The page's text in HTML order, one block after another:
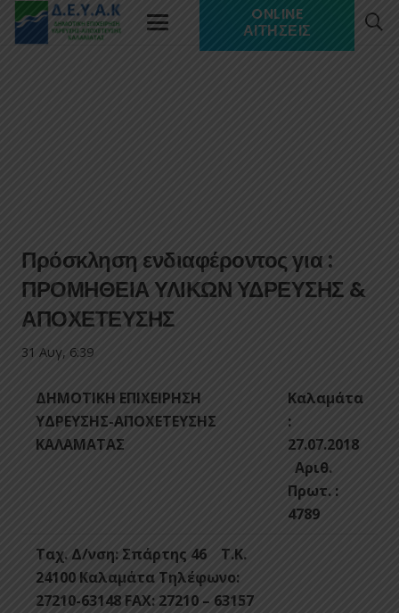
ONLINE
ΑΙΤΉΣΕΙΣ
Πρόσκληση ενδιαφέροντος για :
ΠΡΟΜΗΘΕΙΑ ΥΛΙΚΩΝ ΥΔΡΕΥΣΗΣ &
ΑΠΟΧΕΤΕΥΣΗΣ
31 Αυγ, 6:39
ΔΗΜΟΤΙΚΗ ΕΠΙΧΕΙΡΗΣΗ
ΥΔΡΕΥΣΗΣ-ΑΠΟΧΕΤΕΥΣΗΣ
ΚΑΛΑΜΑΤΑΣ
Καλαμάτα
:
27.07.2018
Αριθ.
Πρωτ. :
4789
Ταχ. Δ/νση: Σπάρτης 46
Τ.Κ.
24100 Καλαμάτα Τηλέφωνο:
27210-63148 FAX: 27210 – 63157